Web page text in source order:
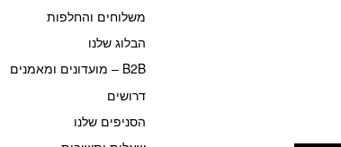
משלוחים והחלפות
הבלוג שלנו
B2B – מועדונים ומאמנים
דרושים
הסניפים שלנו